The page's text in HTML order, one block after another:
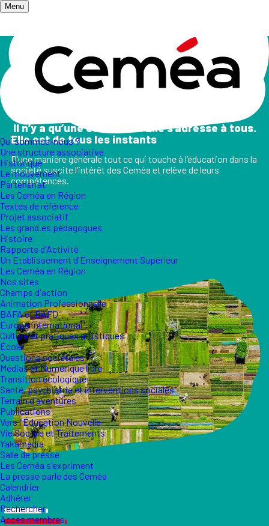
Menu
Qui sommes-nous ?
Une structure associative
Historique
Le mouvement
Partenariat
Les Ceméa en Région
Textes de référence
Projet associatif
Les grand.es pédagogues
Histoire
Rapports d'Activité
Un Etablissement d'Enseignement Supérieur
Les Ceméa en Région
Nos sites
Champs d'action
Animation Professionnelle
BAFA et BAFD
Europe international
Culture et pratiques artistiques
École
Questions sociétales
Médias et Numérique libre
Transition écologique
Santé, psychiatrie et interventions sociales
Terrain d'aventures
Publications
Vers l'Éducation Nouvelle
Vie Sociale et Traitements
Yakamedia
Salle de presse
Les Ceméa s'expriment
La presse parle des Ceméa
Calendrier
Adhérer
Rechercher
Accès membres
Accueil/ Champs d'action
Les champs d'action
II n’y a qu’une éducation. Elle s’adresse à tous.
Elle est de tous les instants
D’une manière générale tout ce qui touche à l’éducation dans la
société suscite l’intérêt des Ceméa et relève de leurs
compétences.